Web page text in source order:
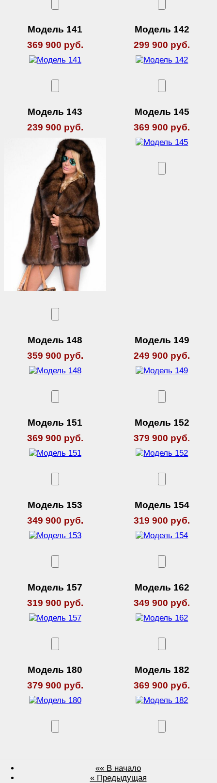
Модель 141
369 900 руб.
Модель 142
299 900 руб.
Модель 143
239 900 руб.
Модель 145
369 900 руб.
Модель 148
359 900 руб.
Модель 149
249 900 руб.
Модель 151
369 900 руб.
Модель 152
379 900 руб.
Модель 153
349 900 руб.
Модель 154
319 900 руб.
Модель 157
319 900 руб.
Модель 162
349 900 руб.
Модель 180
379 900 руб.
Модель 182
369 900 руб.
«« В начало
« Предыдущая